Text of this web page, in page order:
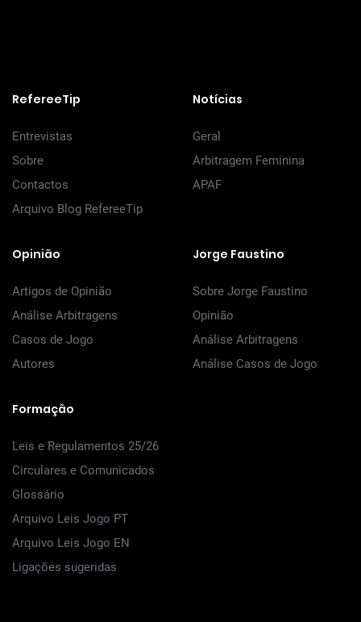
RefereeTip
Entrevistas
Sobre
Contactos
Arquivo Blog RefereeTip
Notícias
Geral
Arbitragem Feminina
APAF
Opinião
Artigos de Opinião
Análise Arbitragens
Casos de Jogo
Autores
Jorge Faustino
Sobre Jorge Faustino
Opinião
Análise Arbitragens
Análise Casos de Jogo
Formação
Leis e Regulamentos 25/26
Circulares e Comunicados
Glossário
Arquivo Leis Jogo PT
Arquivo Leis Jogo EN
Ligações sugeridas